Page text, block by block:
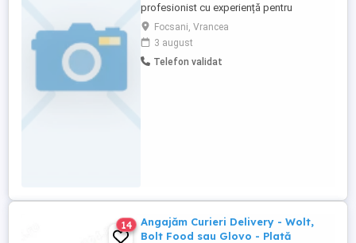
profesionist cu experiență pentru
transport internațional pe TIR (categoria
C+E).Telefon contact:
Focsani, Vrancea
3 august
Telefon validat
14
Angajăm Curieri Delivery - Wolt,
Bolt Food sau Glovo - Plată